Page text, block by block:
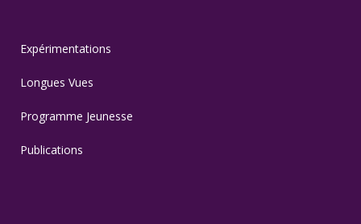
Expérimentations
Longues Vues
Programme Jeunesse
Publications